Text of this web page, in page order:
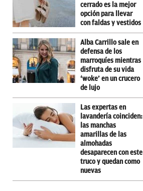
cerrado es la mejor
opción para llevar
con faldas y vestidos
Alba Carrillo sale en
defensa de los
marroquíes mientras
disfruta de su vida
‘woke’ en un crucero
de lujo
Las expertas en
lavandería coinciden:
las manchas
amarillas de las
almohadas
desaparecen con este
truco y quedan como
nuevas